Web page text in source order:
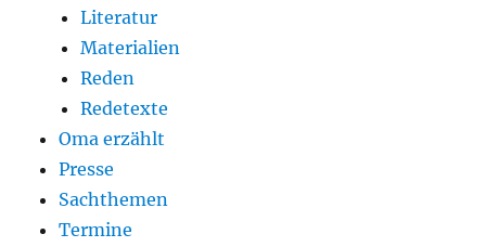
Literatur
Materialien
Reden
Redetexte
Oma erzählt
Presse
Sachthemen
Termine